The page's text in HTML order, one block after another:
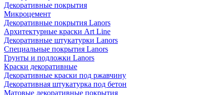
Декоративные покрытия
Микроцемент
Декоративные покрытия Lanors
Архитектурные краски Art Line
Декоративные штукатурки Lanors
Специальные покрытия Lanors
Грунты и подложки Lanors
Краски декоративные
Декоративные краски под ржавчину
Декоративная штукатурка под бетон
Матовые декоративные покрытия